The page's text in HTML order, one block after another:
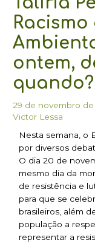
ontem,
quando?
29 de novembro
Victor Lessa
Nesta semana, o
por diversos
O dia 20 de
mesmo dia da
de resistência e
para que se
brasileiros, além
população a
representar a